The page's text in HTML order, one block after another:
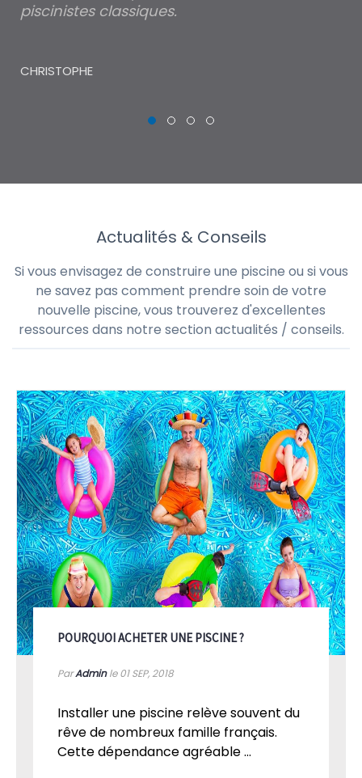
piscinistes classiques.
CHRISTOPHE
Actualités & Conseils
Si vous envisagez de construire une piscine ou si vous
ne savez pas comment prendre soin de votre
nouvelle piscine, vous trouverez d'excellentes
ressources dans notre section actualités / conseils.
POURQUOI ACHETER UNE PISCINE ?
ParAdminle 01SEP, 2018
Installer une piscine relève souvent du
rêve de nombreux famille français.
Cette dépendance agréable ...